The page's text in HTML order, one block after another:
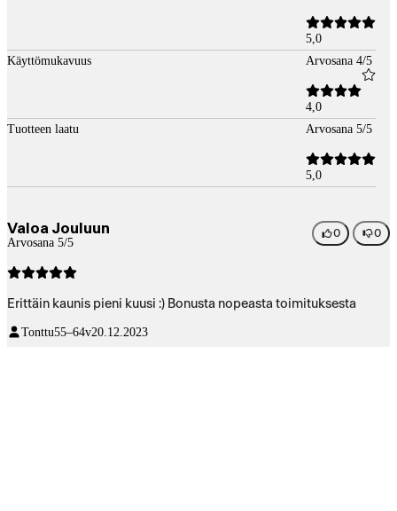
5,0
Käyttömukavuus
Arvosana 4/5
4,0
Tuotteen laatu
Arvosana 5/5
5,0
Valoa Jouluun
Arvosana 5/5
0 0
Erittäin kaunis pieni kuusi :) Bonusta nopeasta toimituksesta
Tonttu55–64v20.12.2023